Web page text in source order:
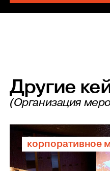
Другие
(Организация
корпоративное